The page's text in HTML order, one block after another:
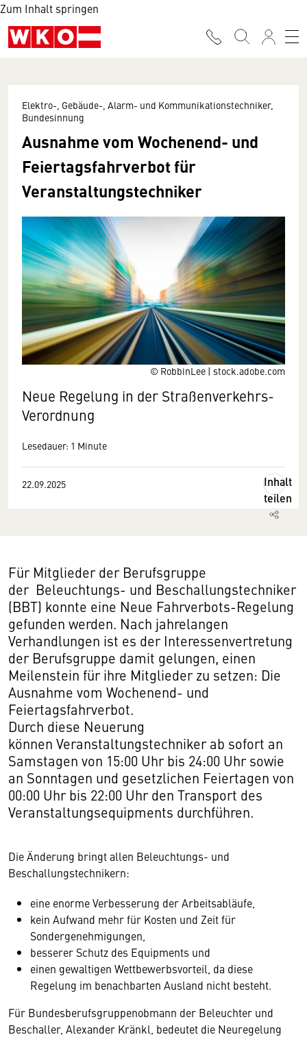
Zum Inhalt springen
© RobbinLee | stock.adobe.com
Elektro-, Gebäude-, Alarm- und Kommunikationstechniker,
Bundesinnung
Ausnahme vom Wochenend- und
Feiertagsfahrverbot für
Veranstaltungstechniker
Neue Regelung in der Straßenverkehrs-
Verordnung
Lesedauer: 1 Minute
22.09.2025
Inhalt
teilen
Für Mitglieder der Berufsgruppe
der Beleuchtungs- und Beschallungstechniker
(BBT) konnte eine Neue Fahrverbots-Regelung
gefunden werden. Nach jahrelangen
Verhandlungen ist es der Interessenvertretung
der Berufsgruppe damit gelungen, einen
Meilenstein für ihre Mitglieder zu setzen: Die
Ausnahme vom Wochenend- und
Feiertagsfahrverbot.
Durch diese Neuerung
können Veranstaltungstechniker ab sofort an
Samstagen von 15:00 Uhr bis 24:00 Uhr sowie
an Sonntagen und gesetzlichen Feiertagen von
00:00 Uhr bis 22:00 Uhr den Transport des
Veranstaltungsequipments durchführen.
Die Änderung bringt allen Beleuchtungs- und
Beschallungstechnikern:
eine enorme Verbesserung der Arbeitsabläufe,
kein Aufwand mehr für Kosten und Zeit für
Sondergenehmigungen,
besserer Schutz des Equipments und
einen gewaltigen Wettbewerbsvorteil, da diese
Regelung im benachbarten Ausland nicht besteht.
Für Bundesberufsgruppenobmann der Beleuchter und
Beschaller, Alexander Kränkl, bedeutet die Neuregelung